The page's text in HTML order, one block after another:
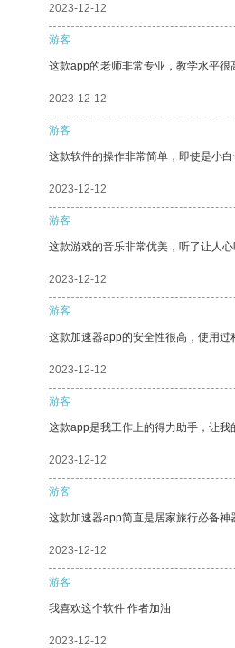
2023-12-12
游客
这款app的老师非常专业，教学水平很
2023-12-12
游客
这款软件的操作非常简单，即使是小白
2023-12-12
游客
这款游戏的音乐非常优美，听了让人心
2023-12-12
游客
这款加速器app的安全性很高，使用过
2023-12-12
游客
这款app是我工作上的得力助手，让我
2023-12-12
游客
这款加速器app简直是居家旅行必备神
2023-12-12
游客
我喜欢这个软件 作者加油
2023-12-12